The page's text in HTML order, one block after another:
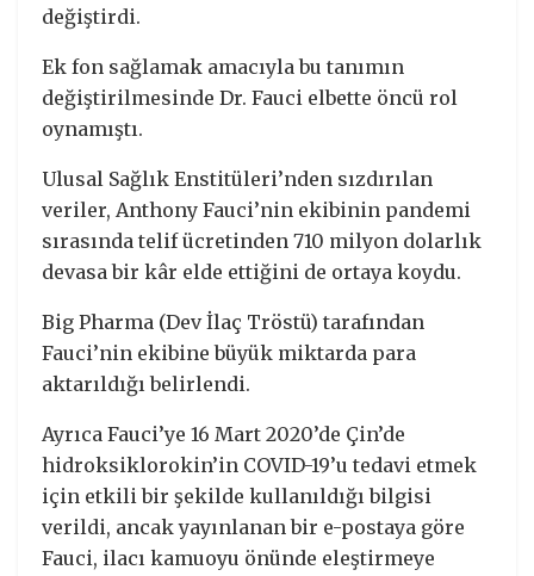
değiştirdi.
Ek fon sağlamak amacıyla bu tanımın
değiştirilmesinde Dr. Fauci elbette öncü rol
oynamıştı.
Ulusal Sağlık Enstitüleri’nden sızdırılan
veriler, Anthony Fauci’nin ekibinin pandemi
sırasında telif ücretinden 710 milyon dolarlık
devasa bir kâr elde ettiğini de ortaya koydu.
Big Pharma (Dev İlaç Tröstü) tarafından
Fauci’nin ekibine büyük miktarda para
aktarıldığı belirlendi.
Ayrıca Fauci’ye 16 Mart 2020’de Çin’de
hidroksiklorokin’in COVID-19’u tedavi etmek
için etkili bir şekilde kullanıldığı bilgisi
verildi, ancak yayınlanan bir e-postaya göre
Fauci, ilacı kamuoyu önünde eleştirmeye